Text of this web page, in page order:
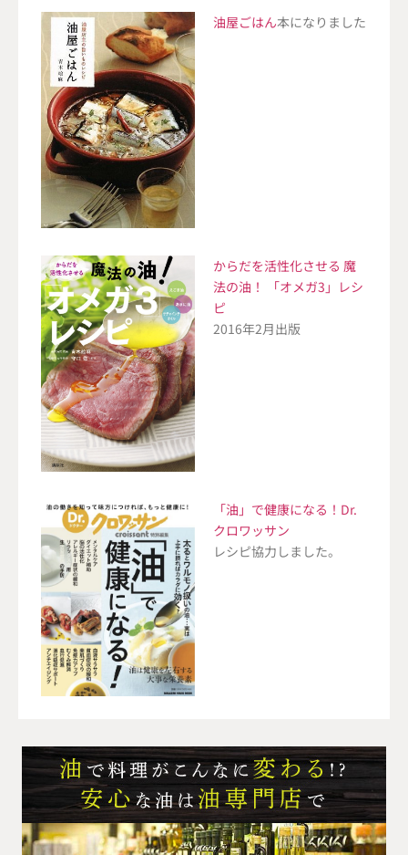
油屋ごはん本になりました
からだを活性化させる 魔
法の油！ 「オメガ3」レシ
ピ
2016年2月出版
「油」で健康になる！Dr.
クロワッサン
レシピ協力しました。